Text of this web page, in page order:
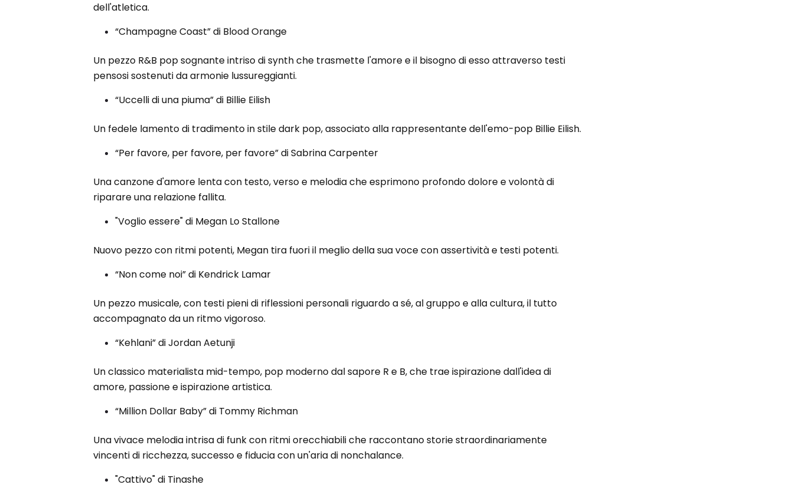
dell'atletica.
“Champagne Coast” di Blood Orange
Un pezzo R&B pop sognante intriso di synth che trasmette l'amore e il bisogno di esso attraverso testi
pensosi sostenuti da armonie lussureggianti.
“Uccelli di una piuma” di Billie Eilish
Un fedele lamento di tradimento in stile dark pop, associato alla rappresentante dell'emo-pop Billie Eilish.
“Per favore, per favore, per favore” di Sabrina Carpenter
Una canzone d'amore lenta con testo, verso e melodia che esprimono profondo dolore e volontà di
riparare una relazione fallita.
"Voglio essere" di Megan Lo Stallone
Nuovo pezzo con ritmi potenti, Megan tira fuori il meglio della sua voce con assertività e testi potenti.
“Non come noi” di Kendrick Lamar
Un pezzo musicale, con testi pieni di riflessioni personali riguardo a sé, al gruppo e alla cultura, il tutto
accompagnato da un ritmo vigoroso.
“Kehlani” di Jordan Aetunji
Un classico materialista mid-tempo, pop moderno dal sapore R e B, che trae ispirazione dall'idea di
amore, passione e ispirazione artistica.
“Million Dollar Baby” di Tommy Richman
Una vivace melodia intrisa di funk con ritmi orecchiabili che raccontano storie straordinariamente
vincenti di ricchezza, successo e fiducia con un'aria di nonchalance.
"Cattivo" di Tinashe